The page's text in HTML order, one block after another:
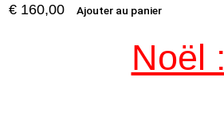
€ 160,00 Ajouter au panier
Noël :